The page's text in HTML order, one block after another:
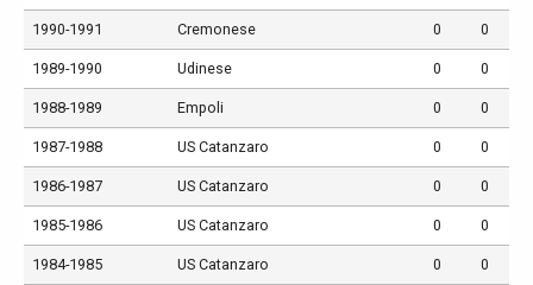
1990-1991 Cremonese 0 0
1989-1990 Udinese 0 0
1988-1989 Empoli 0 0
1987-1988 US Catanzaro 0 0
1986-1987 US Catanzaro 0 0
1985-1986 US Catanzaro 0 0
1984-1985 US Catanzaro 0 0